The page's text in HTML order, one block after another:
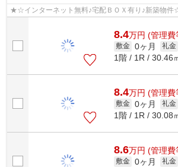
★☆インターネット無料♪宅配ＢＯＸ有り♪新築物
8.4万円 (管理費
敷金 0ヶ月 礼金
1階 / 1R / 30.46
8.4万円 (管理費
敷金 0ヶ月 礼金
1階 / 1R / 30.08
8.6万円 (管理費
敷金 0ヶ月 礼金